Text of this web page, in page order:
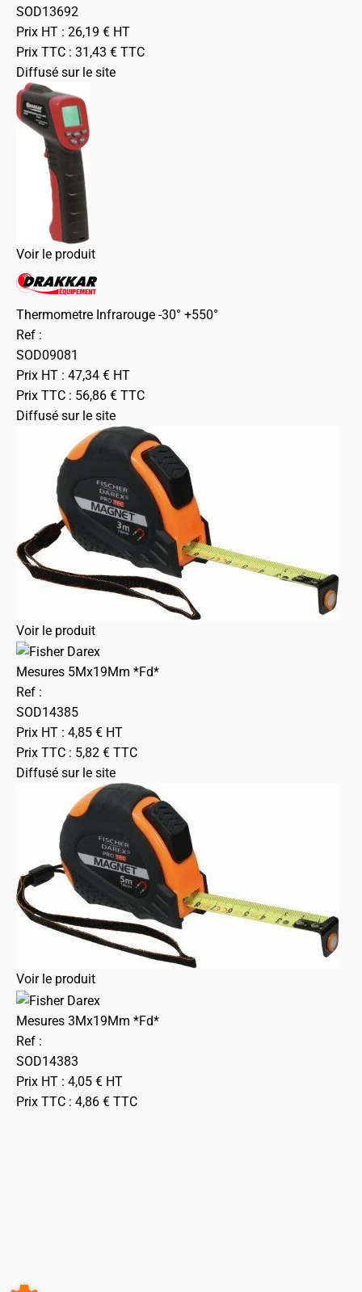
SOD13692
Prix HT : 26,19 € HT
Prix TTC : 31,43 € TTC
Diffusé sur le site
Voir le produit
Thermometre Infrarouge -30° +550°
Ref :
SOD09081
Prix HT : 47,34 € HT
Prix TTC : 56,86 € TTC
Diffusé sur le site
Voir le produit
Mesures 5Mx19Mm *Fd*
Ref :
SOD14385
Prix HT : 4,85 € HT
Prix TTC : 5,82 € TTC
Diffusé sur le site
Voir le produit
Mesures 3Mx19Mm *Fd*
Ref :
SOD14383
Prix HT : 4,05 € HT
Prix TTC : 4,86 € TTC